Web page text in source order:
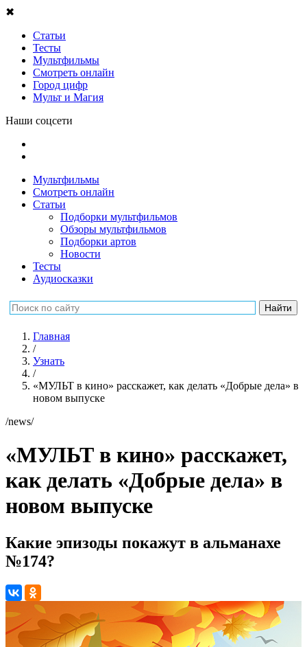
✖
Статьи
Тесты
Мультфильмы
Смотреть онлайн
Город цифр
Мульт и Магия
Наши соцсети
Мультфильмы
Смотреть онлайн
Статьи
Подборки мультфильмов
Обзоры мультфильмов
Подборки артов
Новости
Тесты
Аудиосказки
Главная
/
Узнать
/
«МУЛЬТ в кино» расскажет, как делать «Добрые дела» в
новом выпуске
/news/
«МУЛЬТ в кино» расскажет,
как делать «Добрые дела» в
новом выпуске
Какие эпизоды покажут в альманахе
№174?